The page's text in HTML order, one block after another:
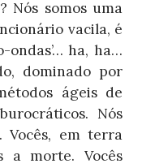
Nós somos uma
vacila, é
ondas’… ha, ha…
dominado por
ágeis de
Nós
Vocês, em terra
a morte. Vocês